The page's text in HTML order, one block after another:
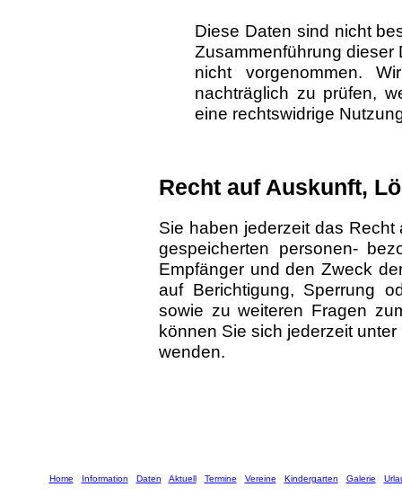
Diese Daten sind nicht
Zusammenführung dieser
nicht vorgenommen.
nachträglich zu prüfen,
eine rechtswidrige
Recht auf Auskunft,
Sie haben jederzeit das
gespeicherten personen-
Empfänger und den Zweck
auf Berichtigung, Sperrung
sowie zu weiteren Fragen
können Sie sich jederzeit
wenden.
Home Information Daten Aktuell Termine Vereine Kindergarten Galerie